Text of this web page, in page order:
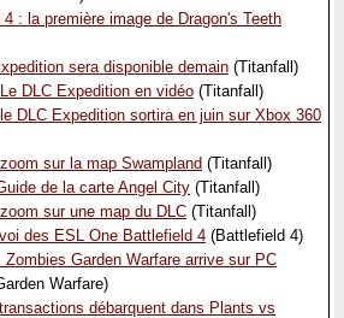
4 : la première image de Dragon's Teeth
sera disponible demain (Titanfall)
DLC Expedition en vidéo (Titanfall)
DLC Expedition sortira en juin sur Xbox 360
sur la map Swampland (Titanfall)
de la carte Angel City (Titanfall)
sur une map du DLC (Titanfall)
des ESL One Battlefield 4 (Battlefield 4)
Zombies Garden Warfare arrive sur PC
Warfare)
débarquent dans Plants vs